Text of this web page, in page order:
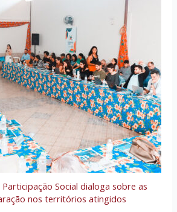
Social dialoga sobre as
nos territórios atingidos